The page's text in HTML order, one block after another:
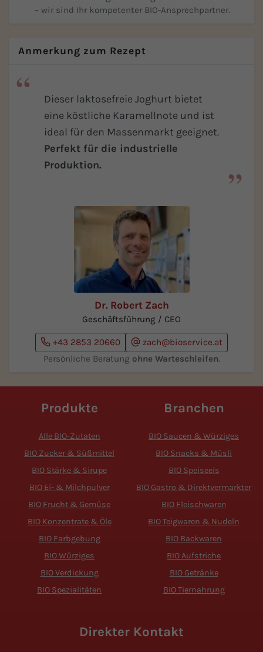
– wir sind Ihr kompetenter BIO-Ansprechpartner.
Anmerkung zum Rezept
Dieser laktosefreie Joghurt bietet
eine köstliche Karamellnote und ist
ideal für den Massenmarkt geeignet.
Perfekt für die industrielle
Produktion.
Dr. Robert Zach
Geschäftsführung / CEO
+43 2853 20660
zach@bioservice.at
Persönliche Beratung ohne Warteschleifen.
Produkte
Alle BIO-Zutaten
BIO Zucker & Süßmittel
BIO Stärke & Sirupe
BIO Ei- & Milchpulver
BIO Frucht & Gemüse
BIO Konzentrate & Öle
BIO Farbgebung
BIO Würziges
BIO Verdickung
BIO Spezialitäten
Branchen
BIO Saucen & Würziges
BIO Snacks & Müsli
BIO Speiseeis
BIO Gastro & Direktvermarkter
BIO Fleischwaren
BIO Teigwaren & Nudeln
BIO Backwaren
BIO Aufstriche
BIO Getränke
BIO Tiernahrung
Direkter Kontakt